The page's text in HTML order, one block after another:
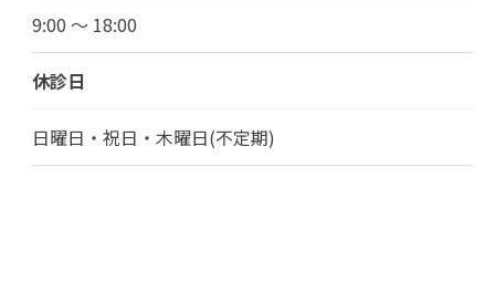
9:00 ～ 18:00
休診日
日曜日・祝日・木曜日(不定期)